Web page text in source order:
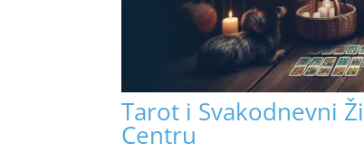
Tarot i Svakodnevni
Centru